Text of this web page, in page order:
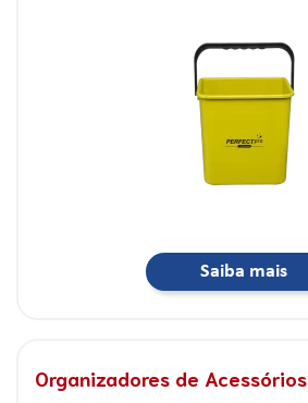
Saiba mais
Organizadores de Acessórios